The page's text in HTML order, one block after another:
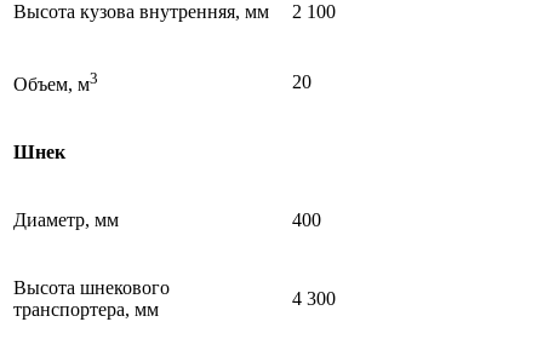
Высота кузова внутренняя, мм 2 100
Объем, м3 20
Шнек
Диаметр, мм 400
Высота шнекового
транспортера, мм
4 300